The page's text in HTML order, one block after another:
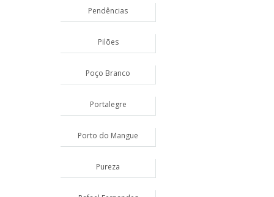
Pendências
Pilões
Poço Branco
Portalegre
Porto do Mangue
Pureza